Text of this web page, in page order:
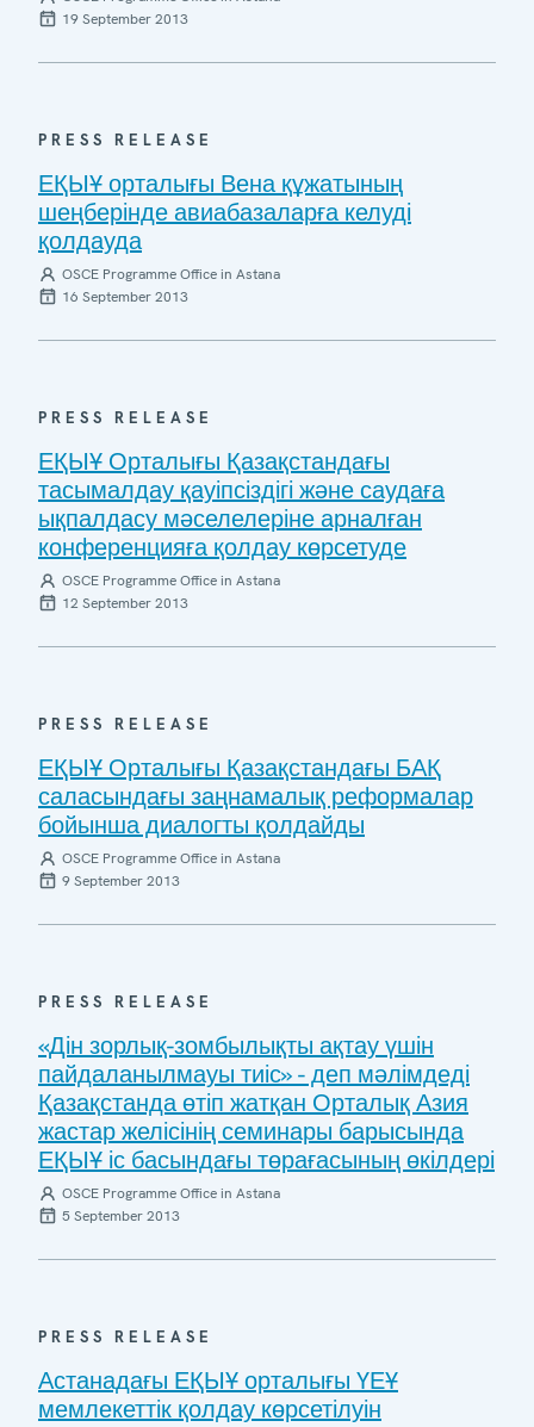
19 September 2013
PRESS RELEASE
ЕҚЫҰ орталығы Вена құжатының
шеңберінде авиабазаларға келуді
қолдауда
OSCE Programme Office in Astana
16 September 2013
PRESS RELEASE
ЕҚЫҰ Орталығы Қазақстандағы
тасымалдау қауіпсіздігі және саудаға
ықпалдасу мәселелеріне арналған
конференцияға қолдау көрсетуде
OSCE Programme Office in Astana
12 September 2013
PRESS RELEASE
ЕҚЫҰ Орталығы Қазақстандағы БАҚ
саласындағы заңнамалық реформалар
бойынша диалогты қолдайды
OSCE Programme Office in Astana
9 September 2013
PRESS RELEASE
«Дін зорлық-зомбылықты ақтау үшін
пайдаланылмауы тиіс» - деп мәлімдеді
Қазақстанда өтіп жатқан Орталық Азия
жастар желісінің семинары барысында
ЕҚЫҰ іс басындағы төрағасының өкілдері
OSCE Programme Office in Astana
5 September 2013
PRESS RELEASE
Астанадағы ЕҚЫҰ орталығы ҮЕҰ
мемлекеттік қолдау көрсетілуін